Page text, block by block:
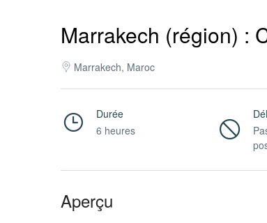
Marrakech (région) :
Marrakech, Maroc
Durée
6 heures
Aperçu
Propos
Contact